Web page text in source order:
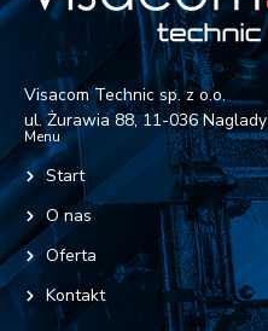
Visacom Technic sp. z o.o.
ul. Żurawia 88, 11-036 Naglady
Menu
Start
O nas
Oferta
Kontakt